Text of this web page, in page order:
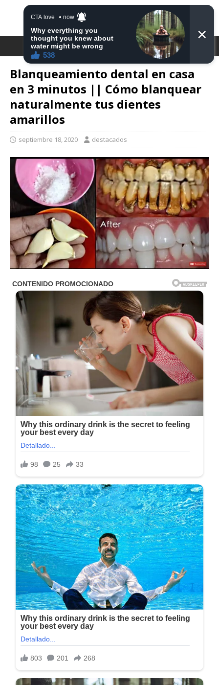
DESTACA2
Blanqueamiento dental en casa
en 3 minutos || Cómo blanquear
naturalmente tus dientes
amarillos
septiembre 18, 2020 destacados